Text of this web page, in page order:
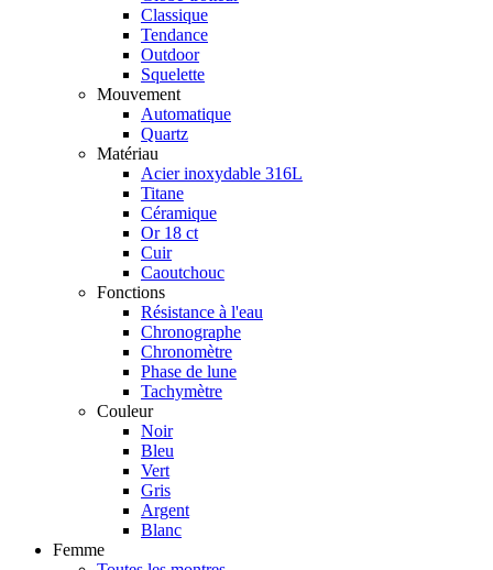
Classique
Tendance
Outdoor
Squelette
Mouvement
Automatique
Quartz
Matériau
Acier inoxydable 316L
Titane
Céramique
Or 18 ct
Cuir
Caoutchouc
Fonctions
Résistance à l'eau
Chronographe
Chronomètre
Phase de lune
Tachymètre
Couleur
Noir
Bleu
Vert
Gris
Argent
Blanc
Femme